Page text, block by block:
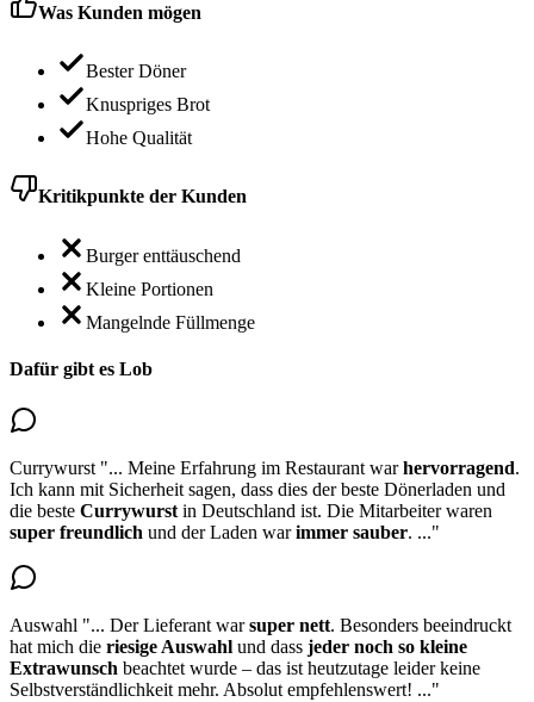
Was Kunden mögen
Bester Döner
Knuspriges Brot
Hohe Qualität
Kritikpunkte der Kunden
Burger enttäuschend
Kleine Portionen
Mangelnde Füllmenge
Dafür gibt es Lob
Currywurst "... Meine Erfahrung im Restaurant warhervorragend.
Ich kann mit Sicherheit sagen, dass dies der beste Dönerladen und
die beste Currywurst in Deutschland ist. Die Mitarbeiter waren
super freundlich und der Laden warimmer sauber. ..."
Auswahl "... Der Lieferant warsuper nett. Besonders beeindruckt
hat mich die riesige Auswahl und dass jeder noch so kleine
Extrawunsch beachtet wurde – das ist heutzutage leider keine
Selbstverständlichkeit mehr. Absolut empfehlenswert! ..."